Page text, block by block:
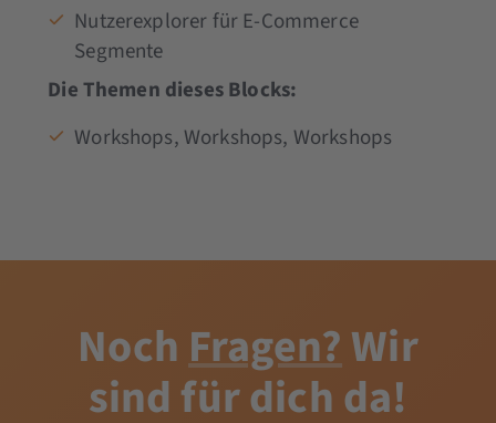
Nutzerexplorer für E-Commerce
Segmente
Die Themen dieses Blocks:
Workshops, Workshops, Workshops
NochFragen?Wir
sind für dich da!